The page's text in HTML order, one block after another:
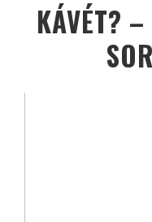
KÁVÉT?